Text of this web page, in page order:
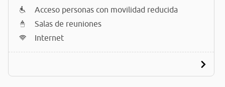
Acceso personas con movilidad reducida
Salas de reuniones
Internet